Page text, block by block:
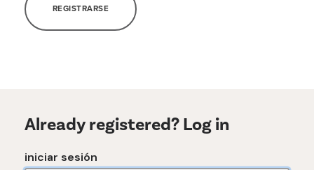
REGISTRARSE
Already registered? Log in
iniciar sesión